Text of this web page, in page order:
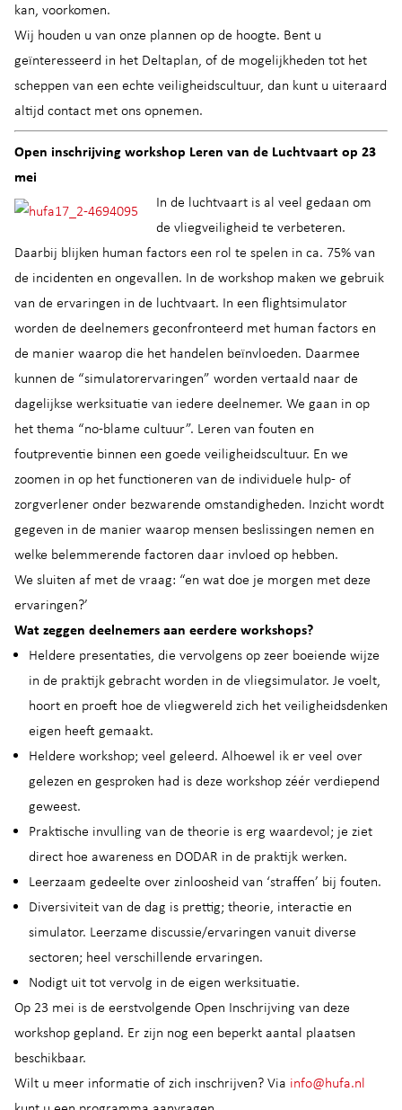
kan, voorkomen.
Wij houden u van onze plannen op de hoogte. Bent u
geïnteresseerd in het Deltaplan, of de mogelijkheden tot het
scheppen van een echte veiligheidscultuur, dan kunt u uiteraard
altijd contact met ons opnemen.
Open inschrijving workshop Leren van de Luchtvaart op 23
mei
In de luchtvaart is al veel gedaan om
de vliegveiligheid te verbeteren.
Daarbij blijken human factors een rol te spelen in ca. 75% van
de incidenten en ongevallen. In de workshop maken we gebruik
van de ervaringen in de luchtvaart. In een flightsimulator
worden de deelnemers geconfronteerd met human factors en
de manier waarop die het handelen beïnvloeden. Daarmee
kunnen de “simulatorervaringen” worden vertaald naar de
dagelijkse werksituatie van iedere deelnemer. We gaan in op
het thema “no-blame cultuur”. Leren van fouten en
foutpreventie binnen een goede veiligheidscultuur. En we
zoomen in op het functioneren van de individuele hulp- of
zorgverlener onder bezwarende omstandigheden. Inzicht wordt
gegeven in de manier waarop mensen beslissingen nemen en
welke belemmerende factoren daar invloed op hebben.
We sluiten af met de vraag: “en wat doe je morgen met deze
ervaringen?’
Wat zeggen deelnemers aan eerdere workshops?
Heldere presentaties, die vervolgens op zeer boeiende wijze
in de praktijk gebracht worden in de vliegsimulator. Je voelt,
hoort en proeft hoe de vliegwereld zich het veiligheidsdenken
eigen heeft gemaakt.
Heldere workshop; veel geleerd. Alhoewel ik er veel over
gelezen en gesproken had is deze workshop zéér verdiepend
geweest.
Praktische invulling van de theorie is erg waardevol; je ziet
direct hoe awareness en DODAR in de praktijk werken.
Leerzaam gedeelte over zinloosheid van ‘straffen’ bij fouten.
Diversiviteit van de dag is prettig; theorie, interactie en
simulator. Leerzame discussie/ervaringen vanuit diverse
sectoren; heel verschillende ervaringen.
Nodigt uit tot vervolg in de eigen werksituatie.
Op 23 mei is de eerstvolgende Open Inschrijving van deze
workshop gepland. Er zijn nog een beperkt aantal plaatsen
beschikbaar.
Wilt u meer informatie of zich inschrijven? Via info@hufa.nl